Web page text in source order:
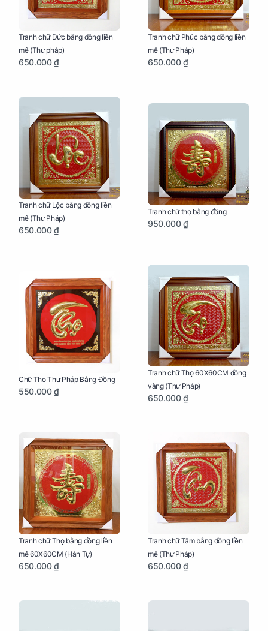
Tranh chữ Đức bằng đồng liền
mê (Thư pháp)
650.000 ₫
Tranh chữ Phúc bằng đồng liền
mê (Thư Pháp)
650.000 ₫
Tranh chữ Lộc bằng đồng liền
mê (Thư Pháp)
650.000 ₫
Tranh chữ thọ bằng đồng
950.000 ₫
Chữ Thọ Thư Pháp Bằng Đồng
550.000 ₫
Tranh chữ Thọ 60X60CM đồng
vàng (Thư Pháp)
650.000 ₫
Tranh chữ Thọ bằng đồng liền
mê 60X60CM (Hán Tự)
650.000 ₫
Tranh chữ Tâm bằng đồng liền
mê (Thư Pháp)
650.000 ₫